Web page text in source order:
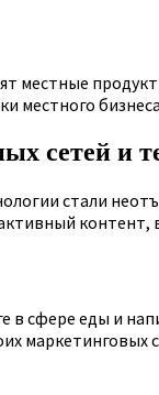
местные
местного
сетей и
стали
в сфере еды и